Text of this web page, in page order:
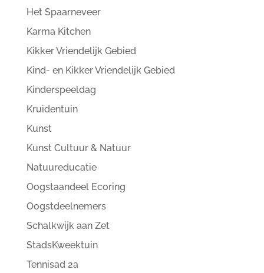
Het Spaarneveer
Karma Kitchen
Kikker Vriendelijk Gebied
Kind- en Kikker Vriendelijk Gebied
Kinderspeeldag
Kruidentuin
Kunst
Kunst Cultuur & Natuur
Natuureducatie
Oogstaandeel Ecoring
Oogstdeelnemers
Schalkwijk aan Zet
StadsKweektuin
Tennisad 2a